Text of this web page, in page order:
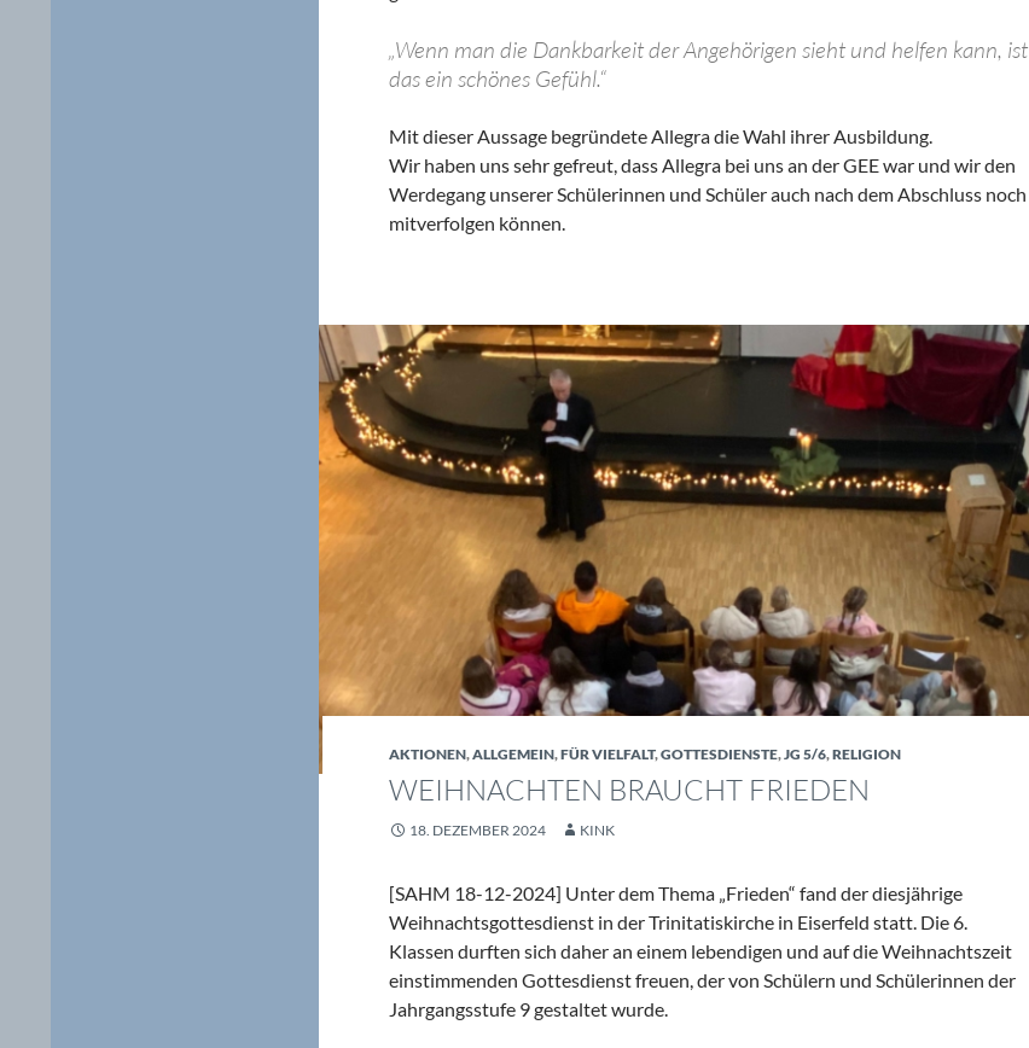
„Wenn man die Dankbarkeit der Angehörigen sieht und helfen kann, ist
das ein schönes Gefühl.“
Mit dieser Aussage begründete Allegra die Wahl ihrer Ausbildung.
Wir haben uns sehr gefreut, dass Allegra bei uns an der GEE war und wir den
Werdegang unserer Schülerinnen und Schüler auch nach dem Abschluss noch
mitverfolgen können.
AKTIONEN,ALLGEMEIN,FÜR VIELFALT,GOTTESDIENSTE,JG 5/6,RELIGION
WEIHNACHTEN BRAUCHT FRIEDEN
18. DEZEMBER 2024 KINK
[SAHM 18-12-2024] Unter dem Thema „Frieden“ fand der diesjährige
Weihnachtsgottesdienst in der Trinitatiskirche in Eiserfeld statt. Die 6.
Klassen durften sich daher an einem lebendigen und auf die Weihnachtszeit
einstimmenden Gottesdienst freuen, der von Schülern und Schülerinnen der
Jahrgangsstufe 9 gestaltet wurde.